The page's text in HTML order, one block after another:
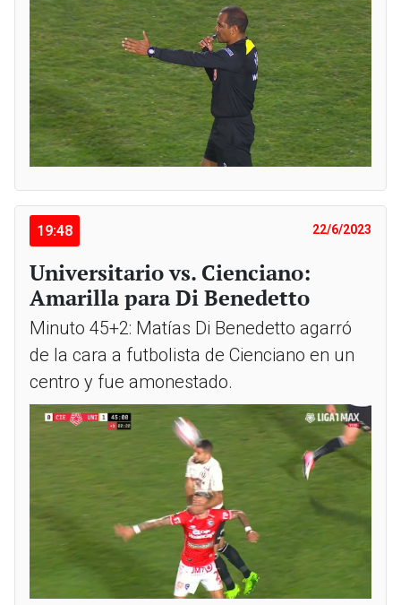
19:48 22/6/2023
Universitario vs. Cienciano:
Amarilla para Di Benedetto
Minuto 45+2: Matías Di Benedetto agarró
de la cara a futbolista de Cienciano en un
centro y fue amonestado.